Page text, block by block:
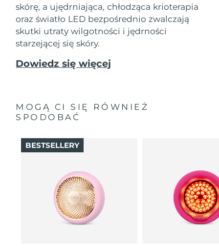
skórę, a ujędrniająca, chłodząca krioterapia
oraz światło LED bezpośrednio zwalczają
skutki utraty wilgotności i jędrności
starzejącej się skóry.
Dowiedz się więcej
MOGĄ CI SIĘ RÓWNIEŻ
SPODOBAĆ
BESTSELLERY